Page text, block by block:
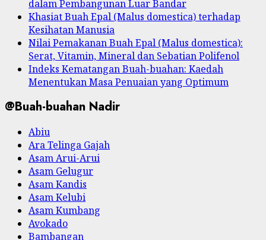
dalam Pembangunan Luar Bandar
Khasiat Buah Epal (Malus domestica) terhadap
Kesihatan Manusia
Nilai Pemakanan Buah Epal (Malus domestica):
Serat, Vitamin, Mineral dan Sebatian Polifenol
Indeks Kematangan Buah-buahan: Kaedah
Menentukan Masa Penuaian yang Optimum
@Buah-buahan Nadir
Abiu
Ara Telinga Gajah
Asam Arui-Arui
Asam Gelugur
Asam Kandis
Asam Kelubi
Asam Kumbang
Avokado
Bambangan